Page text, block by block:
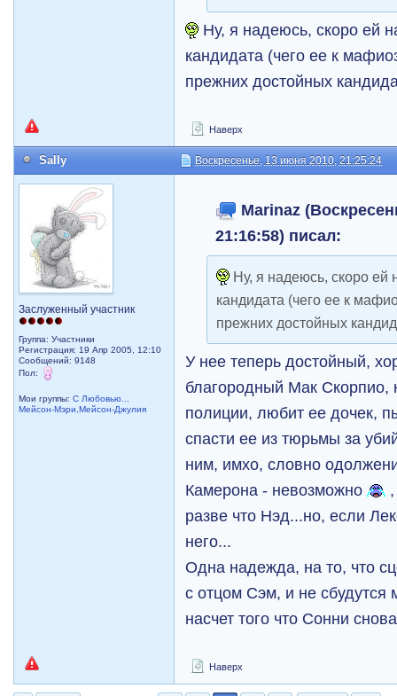
Ну, я надеюсь, скоро ей
кандидата (чего ее к
прежних достойных
Наверх
Sally Воскресенье, 13 июня 2010, 21:25:24
Заслуженный участник
Группа: Участники
Регистрация: 19 Апр 2005, 12:10
Сообщений: 9148
Пол:
Мои группы:С Любовью...
Мейсон-Мэри,Мейсон-Джулия
Marinaz
21:16:58) писал:
Ну, я надеюсь, скоро ей
кандидата (чего ее к
прежних достойных
У нее теперь достойный,
благородный Мак Скорпио,
полиции, любит ее дочек,
спасти ее из тюрьмы за
ним, имхо, словно
Камерона - невозможно
разве что Нэд...но, если
него...
Одна надежда, на то, что
с отцом Сэм, и не сбудутся
насчет того что Сонни
Наверх